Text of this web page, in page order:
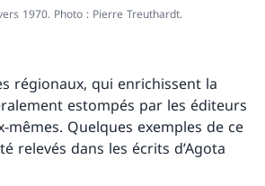
1970. Photo : Pierre Treuthardt.
régionaux, qui enrichissent la
estompés par les éditeurs
mêmes. Quelques exemples de ce
relevés dans les écrits d’Agota